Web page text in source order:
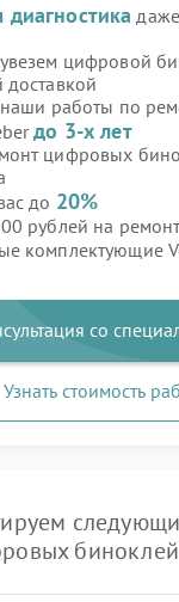
диагностика
цифровой
доставкой
наши работы по
до 3-х лет
цифровых
до 20%
рублей на
комплектующие
со
Узнать стоимость